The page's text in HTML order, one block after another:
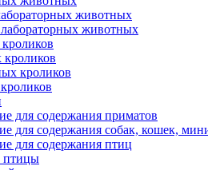
животных
животных
кроликов
для содержания приматов
для содержания собак, кошек,
для содержания птиц
птицы